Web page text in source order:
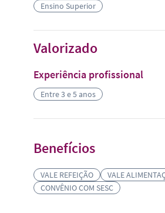
Ensino Superior
Valorizado
Experiência profissional
Entre 3 e 5 anos
Benefícios
VALE REFEIÇÃO VALE
CONVÊNIO COM SESC